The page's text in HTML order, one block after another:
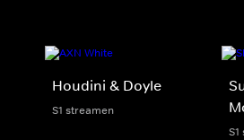
Houdini & Doyle
S1 streamen